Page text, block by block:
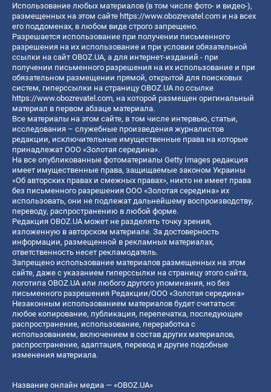
Использование любых материалов (в том числе фото- и видео-),
размещенных на этом сайте https://www.obozrevatel.com и на всех
его поддоменах, в любом виде строго запрещено.
Разрешается использование при получении письменного
разрешения на их использование и при условии обязательной
ссылки на сайт OBOZ.UA, а для интернет-изданий - при
получении письменного разрешения на их использование и при
обязательном размещении прямой, открытой для поисковых
систем, гиперссылки на страницу OBOZ.UA по ссылке
https://www.obozrevatel.com, на которой размещен оригинальный
материал в первом абзаце материала.
Все материалы на этом сайте, в том числе интервью, статьи,
исследования – служебные произведения журналистов
редакции, исключительные имущественные права на которые
принадлежат ООО «Золотая середина».
На все опубликованные фотоматериалы Getty Images редакция
имеет имущественные права, защищаемые законом Украины
«Об авторских правах и смежных правах», никто не имеет права
без письменного разрешения ООО «Золотая середина» их
использовать, они не подлежат дальнейшему воспроизводству,
переводу, распространению в любой форме.
Редакция OBOZ.UA может не разделять точку зрения,
изложенную в авторском материале. За достоверность
информации, размещенной в рекламных материалах,
ответственность несет рекламодатель.
Запрещено использование материалов размещенных на этом
сайте, даже с указанием гиперссылки на страницу этого сайта,
логотипа OBOZ.UA или любого другого упоминания, но без
письменного разрешения Редакции/ООО «Золотая середина»
Незаконным использованием материалов будет считаться:
любое копирование, публикация, перепечатка, последующее
распространение, использование, переработка с
использованием, включением в состав других материалов,
распространение, адаптация, перевод и другие подобные
изменения материала.
Название онлайн медиа — «OBOZ.UA»